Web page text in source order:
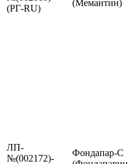
(РГ-RU)
(Мемантин)
ЛП-
№(002172)-
Фондапар-С